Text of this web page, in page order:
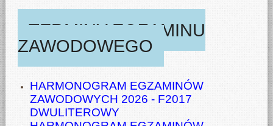
TERMINY EGZAMINU
ZAWODOWEGO
HARMONOGRAM EGZAMINÓW
ZAWODOWYCH 2026 - F2017
DWULITEROWY